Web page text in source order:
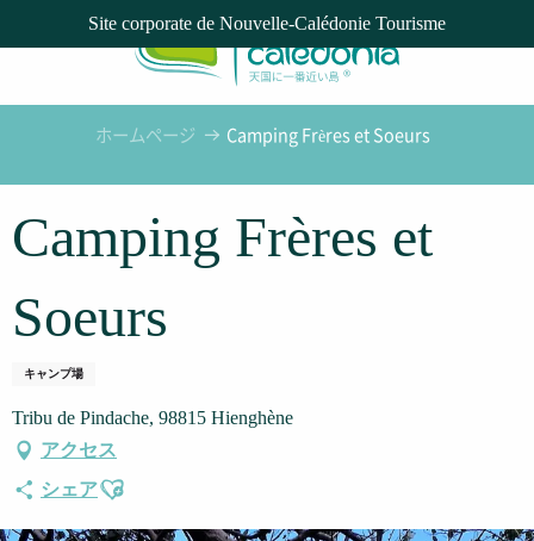
Site corporate de Nouvelle-Calédonie Tourisme
ホームページ Camping Frères et Soeurs
Camping Frères et
Soeurs
キャンプ場
Tribu de Pindache, 98815 Hienghène
アクセス
シェアAjouter aux favoris